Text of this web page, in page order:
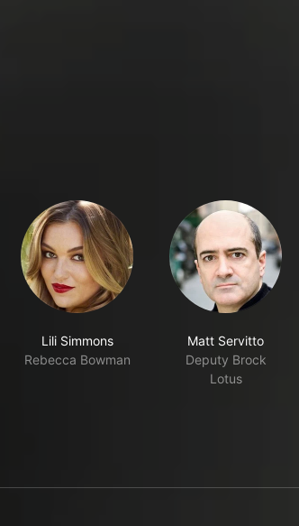
Lili Simmons
Rebecca Bowman
Matt Servitto
Deputy Brock
Lotus